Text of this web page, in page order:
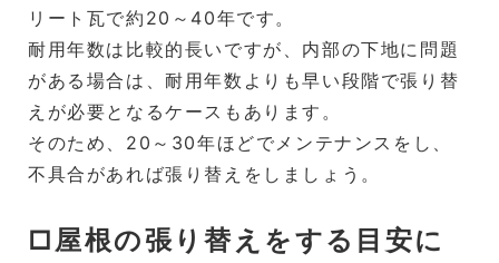
リート瓦で約20～40年です。
耐用年数は比較的長いですが、内部の下地に問題
がある場合は、耐用年数よりも早い段階で張り替
えが必要となるケースもあります。
そのため、20～30年ほどでメンテナンスをし、
不具合があれば張り替えをしましょう。
□屋根の張り替えをする目安に